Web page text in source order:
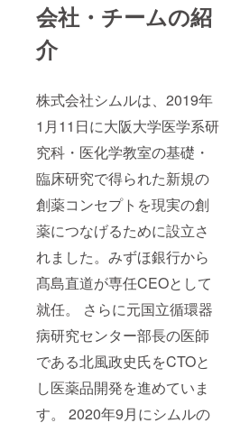
会社・チームの紹
介
株式会社シムルは、2019年
1月11日に大阪大学医学系研
究科・医化学教室の基礎・
臨床研究で得られた新規の
創薬コンセプトを現実の創
薬につなげるために設立さ
れました。みずほ銀行から
髙島直道が専任CEOとして
就任。 さらに元国立循環器
病研究センター部長の医師
である北風政史氏をCTOと
し医薬品開発を進めていま
す。 2020年9月にシムルの